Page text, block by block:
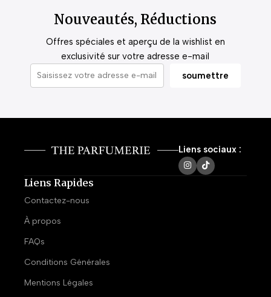
Nouveautés, Réductions
Offres spéciales et aperçu de la wishlist en
exclusivité sur votre adresse e-mail
Liens sociaux :
Liens Rapides
Contactez-nous
À propos
FAQs
Conditions Générales
Mentions Légales